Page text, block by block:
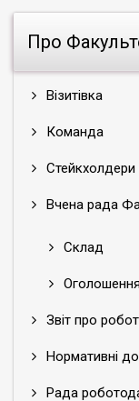
Про
Візитівка
Команда
Стейкхолдери
Вчена рада
Склад
Оголошення
Звіт про
Нормативні
Рада